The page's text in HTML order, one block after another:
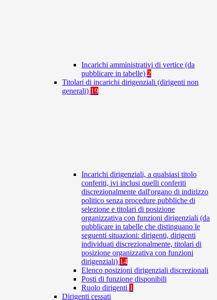
Incarichi amministrativi di vertice (da
pubblicare in tabelle) 2
Titolari di incarichi dirigenziali (dirigenti non
generali) 19
Incarichi dirigenziali, a qualsiasi titolo
conferiti, ivi inclusi quelli conferiti
discrezionalmente dall'organo di indirizzo
politico senza procedure pubbliche di
selezione e titolari di posizione
organizzativa con funzioni dirigenziali (da
pubblicare in tabelle che distinguano le
seguenti situazioni: dirigenti, dirigenti
individuati discrezionalmente, titolari di
posizione organizzativa con funzioni
dirigenziali) 14
Elenco posizioni dirigenziali discrezionali
Posti di funzione disponibili
Ruolo dirigenti 1
Dirigenti cessati